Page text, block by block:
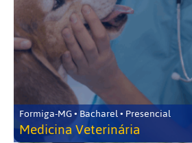
Formiga-MG • Bacharel • Presencial
Medicina Veterinária